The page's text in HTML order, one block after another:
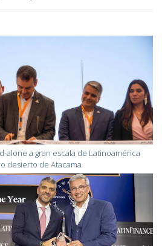
alone a gran escala de Latinoamérica
desierto de Atacama